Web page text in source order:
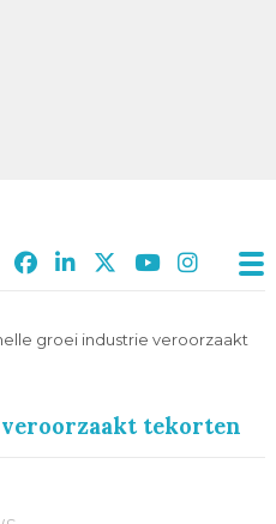
groei industrie veroorzaakt
tekorten